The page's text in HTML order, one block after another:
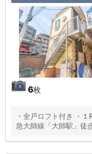
6枚
・全戸ロフト付き ・
急大師線「大師駅」徒